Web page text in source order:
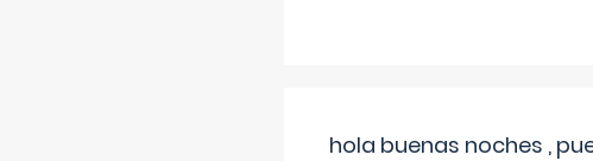
hola buenas noches ,